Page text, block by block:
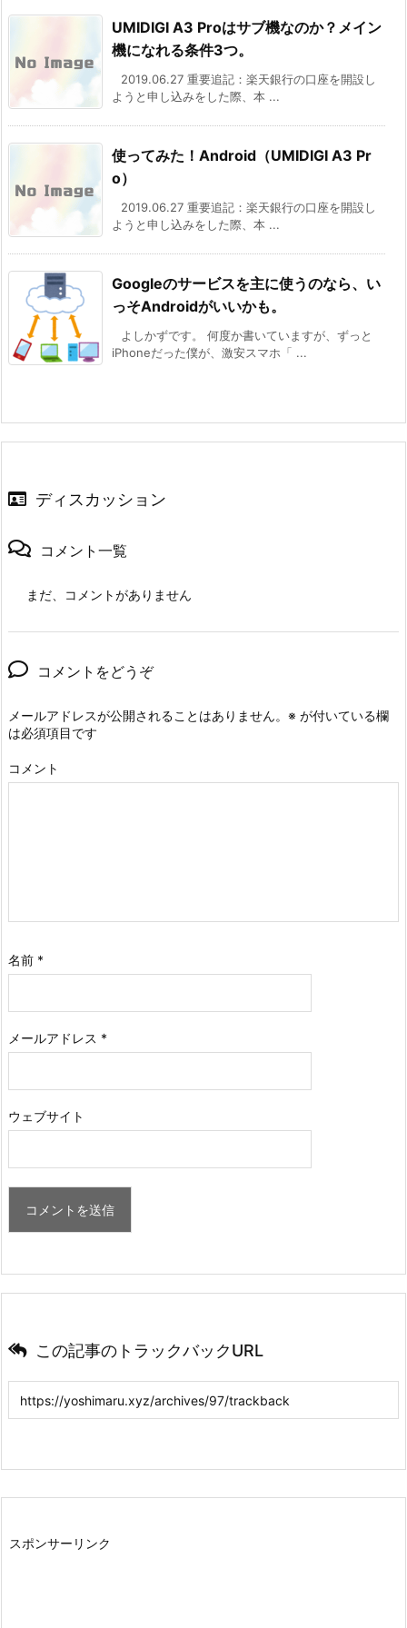
UMIDIGI A3 Proはサブ機なのか？メイン
機になれる条件3つ。
2019.06.27 重要追記：楽天銀行の口座を開設し
ようと申し込みをした際、本 ...
使ってみた！Android（UMIDIGI A3 Pr
o）
2019.06.27 重要追記：楽天銀行の口座を開設し
ようと申し込みをした際、本 ...
Googleのサービスを主に使うのなら、い
っそAndroidがいいかも。
よしかずです。 何度か書いていますが、ずっと
iPhoneだった僕が、激安スマホ「 ...
ディスカッション
コメント一覧
まだ、コメントがありません
コメントをどうぞ
メールアドレスが公開されることはありません。 ※ が付いている欄
は必須項目です
コメント
名前 *
メールアドレス *
ウェブサイト
この記事のトラックバックURL
スポンサーリンク